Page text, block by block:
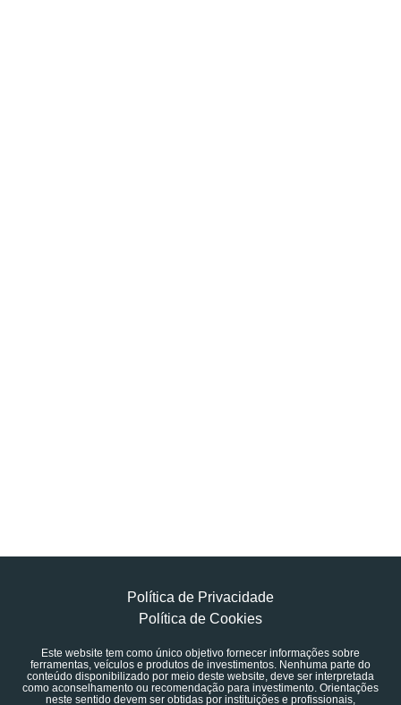
Política de Privacidade
Política de Cookies
Este website tem como único objetivo fornecer informações sobre
ferramentas, veículos e produtos de investimentos. Nenhuma parte do
conteúdo disponibilizado por meio deste website, deve ser interpretada
como aconselhamento ou recomendação para investimento. Orientações
neste sentido devem ser obtidas por instituições e profissionais,